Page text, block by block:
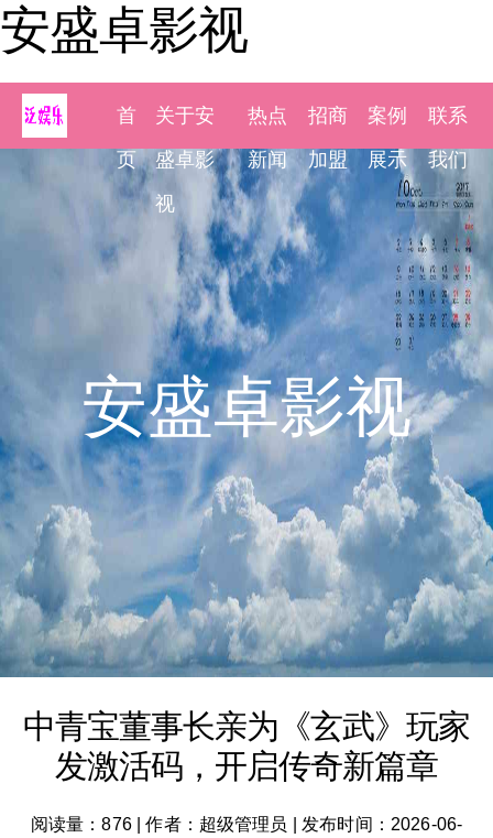
安盛卓影视
首
页
关于安
盛卓影
视
热点
新闻
招商
加盟
案例
展示
联系
我们
安盛卓影视
中青宝董事长亲为《玄武》玩家
发激活码，开启传奇新篇章
阅读量：876|作者：超级管理员
发布时间：2026-06-